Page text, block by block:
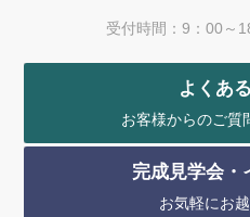
受付時間：9：00～
よくあ
お客様からのご質
完成見学会・
お気軽にお